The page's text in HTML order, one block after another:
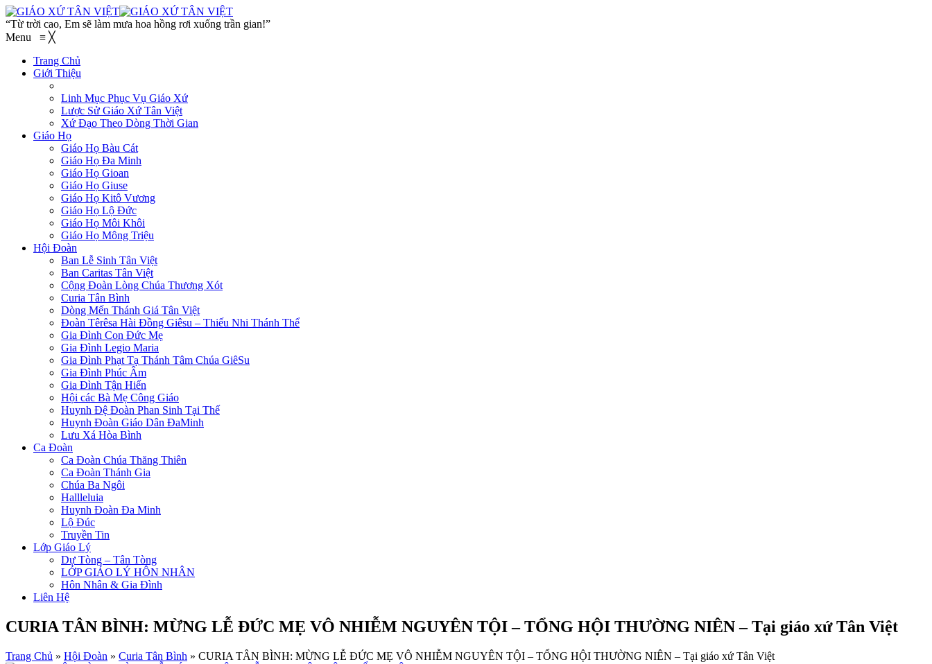
“Từ trời cao, Em sẽ làm mưa hoa hồng rơi xuống trần gian!”
Menu ≡ ╳
Trang Chủ
Giới Thiệu
Linh Mục Phục Vụ Giáo Xứ
Lược Sử Giáo Xứ Tân Việt
Xứ Đạo Theo Dòng Thời Gian
Giáo Họ
Giáo Họ Bàu Cát
Giáo Họ Đa Minh
Giáo Họ Gioan
Giáo Họ Giuse
Giáo Họ Kitô Vương
Giáo Họ Lộ Đức
Giáo Họ Môi Khôi
Giáo Họ Mông Triệu
Hội Đoàn
Ban Lễ Sinh Tân Việt
Ban Caritas Tân Việt
Cộng Đoàn Lòng Chúa Thương Xót
Curia Tân Bình
Dòng Mến Thánh Giá Tân Việt
Đoàn Têrêsa Hài Đồng Giêsu – Thiếu Nhi Thánh Thể
Gia Đình Con Đức Mẹ
Gia Đình Legio Maria
Gia Đình Phạt Tạ Thánh Tâm Chúa GiêSu
Gia Đình Phúc Âm
Gia Đình Tận Hiến
Hội các Bà Mẹ Công Giáo
Huynh Đệ Đoàn Phan Sinh Tại Thế
Huynh Đoàn Giáo Dân ĐaMinh
Lưu Xá Hòa Bình
Ca Đoàn
Ca Đoàn Chúa Thăng Thiên
Ca Đoàn Thánh Gia
Chúa Ba Ngôi
Hallleluia
Huynh Đoàn Đa Minh
Lộ Đúc
Truyền Tin
Lớp Giáo Lý
Dự Tòng – Tân Tòng
LỚP GIÁO LÝ HÔN NHÂN
Hôn Nhân & Gia Đình
Liên Hệ
CURIA TÂN BÌNH: MỪNG LỄ ĐỨC MẸ VÔ NHIỄM NGUYÊN TỘI – TỔNG HỘI THƯỜNG NIÊN – Tại giáo xứ Tân Việt
Trang Chủ » Hội Đoàn » Curia Tân Bình » CURIA TÂN BÌNH: MỪNG LỄ ĐỨC MẸ VÔ NHIỄM NGUYÊN TỘI – TỔNG HỘI THƯỜNG NIÊN – Tại giáo xứ Tân Việt